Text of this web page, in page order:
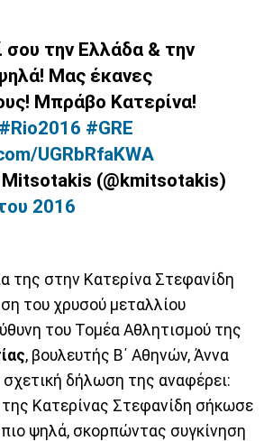
σου την Ελλάδα & την
Μας έκανες
Μπράβο Κατερίνα!
#Rio2016 #GRE
UGRbRfaKWA
(@kmitsotakis)
2016
της στην Κατερίνα Στεφανίδη
του χρυσού μεταλλίου
του Τομέα Αθλητισμού της
, βουλευτής Β΄ Αθηνών, Άννα
δήλωση της αναφέρει:
Κατερίνας Στεφανίδη σήκωσε
ψηλά, σκορπώντας συγκίνηση